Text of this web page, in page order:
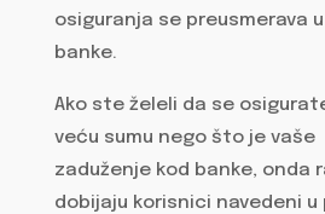
osiguranja se preusmerava
banke.
Ako ste želeli da se
veću sumu nego što je vaše
zaduženje kod banke, onda
dobijaju korisnici navedeni u